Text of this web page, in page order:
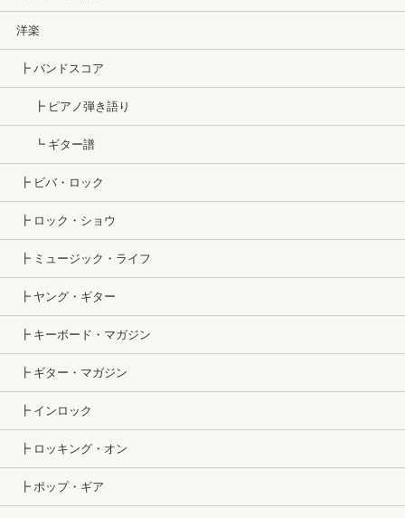
洋楽
┣ バンドスコア
┣ ピアノ弾き語り
┗ ギター譜
┣ ビバ・ロック
┣ ロック・ショウ
┣ ミュージック・ライフ
┣ ヤング・ギター
┣ キーボード・マガジン
┣ ギター・マガジン
┣ インロック
┣ ロッキング・オン
┣ ポップ・ギア